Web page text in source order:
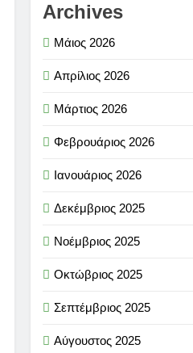
Archives
Μάιος 2026
Απρίλιος 2026
Μάρτιος 2026
Φεβρουάριος 2026
Ιανουάριος 2026
Δεκέμβριος 2025
Νοέμβριος 2025
Οκτώβριος 2025
Σεπτέμβριος 2025
Αύγουστος 2025